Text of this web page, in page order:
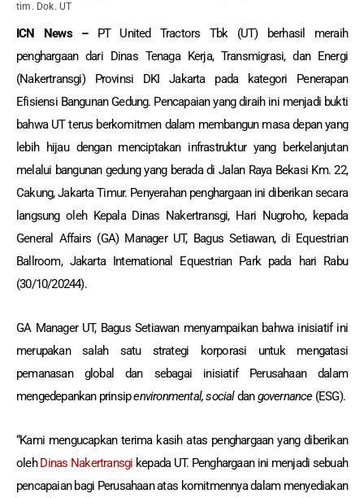
tim. Dok. UT
ICN News – PT United Tractors Tbk (UT) berhasil meraih
penghargaan dari Dinas Tenaga Kerja, Transmigrasi, dan Energi
(Nakertransgi) Provinsi DKI Jakarta pada kategori Penerapan
Efisiensi Bangunan Gedung. Pencapaian yang diraih ini menjadi bukti
bahwa UT terus berkomitmen dalam membangun masa depan yang
lebih hijau dengan menciptakan infrastruktur yang berkelanjutan
melalui bangunan gedung yang berada di Jalan Raya Bekasi Km. 22,
Cakung, Jakarta Timur. Penyerahan penghargaan ini diberikan secara
langsung oleh Kepala Dinas Nakertransgi, Hari Nugroho, kepada
General Affairs (GA) Manager UT, Bagus Setiawan, di Equestrian
Ballroom, Jakarta International Equestrian Park pada hari Rabu
(30/10/20244).
GA Manager UT, Bagus Setiawan menyampaikan bahwa inisiatif ini
merupakan salah satu strategi korporasi untuk mengatasi
pemanasan global dan sebagai inisiatif Perusahaan dalam
mengedepankan prinsipenvironmental, socialdangovernance(ESG).
“Kami mengucapkan terima kasih atas penghargaan yang diberikan
olehDinas Nakertransgi kepada UT. Penghargaan ini menjadi sebuah
pencapaian bagi Perusahaan atas komitmennya dalam menyediakan